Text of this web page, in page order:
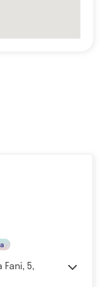
5,